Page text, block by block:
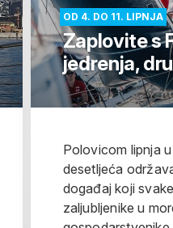
OD 4. DO 11. LIPNJA
Zaplovite s
jedrenja,
Polovicom lipnja
desetljeća
događaj koji
zaljubljenike u